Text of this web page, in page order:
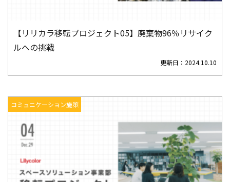
【リリカラ移転プロジェクト05】廃棄物96％リサイク
ルへの挑戦
更新日： 2024.10.10
コミュニケーション施策